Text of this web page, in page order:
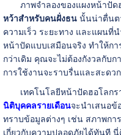
ภาพจำลองของแผงหน้าปัด
หว้าสำหรับคนฝั่งธน นั้นน่าตื่นต
ความเร็ว ระยะทาง และแผนที่
หน้าปัดแบบเสมือนจริง ทำให้ก
กว่าเดิม คุณจะไม่ต้องกังวลกับ
การใช้งานจะราบรื่นและสะดว
เทคโนโลยีหน้าปัดฮอโลกร
นิติบุคคลรายเดือนจะนำเสนอข้
ทราบข้อมูลต่างๆ เช่น สภาพกา
เกี่ยวกับความปลอดภัยได้ทันที